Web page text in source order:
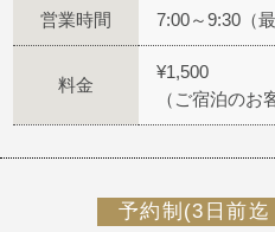
営業時間 7:00～9:30（
料金
¥1,500
（ご宿泊のお
予約制(3日前